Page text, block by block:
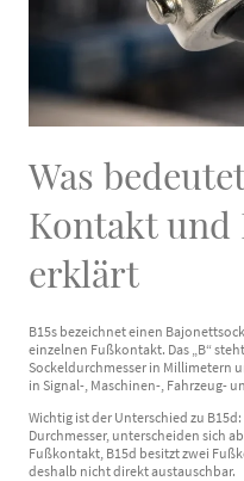
Was
Kontakt und
erklärt
B15s bezeichnet einen
einzelnen Fußkontakt. Das „B“
Sockeldurchmesser in Millimetern
in Signal-, Maschinen-, Fahrzeug-
Wichtig ist der Unterschied zu
Durchmesser, unterscheiden sich
Fußkontakt, B15d besitzt zwei
deshalb nicht direkt austauschbar.